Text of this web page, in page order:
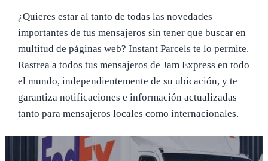
¿Quieres estar al tanto de todas las novedades
importantes de tus mensajeros sin tener que buscar en
multitud de páginas web? Instant Parcels te lo permite.
Rastrea a todos tus mensajeros de Jam Express en todo
el mundo, independientemente de su ubicación, y te
garantiza notificaciones e información actualizadas
tanto para mensajeros locales como internacionales.